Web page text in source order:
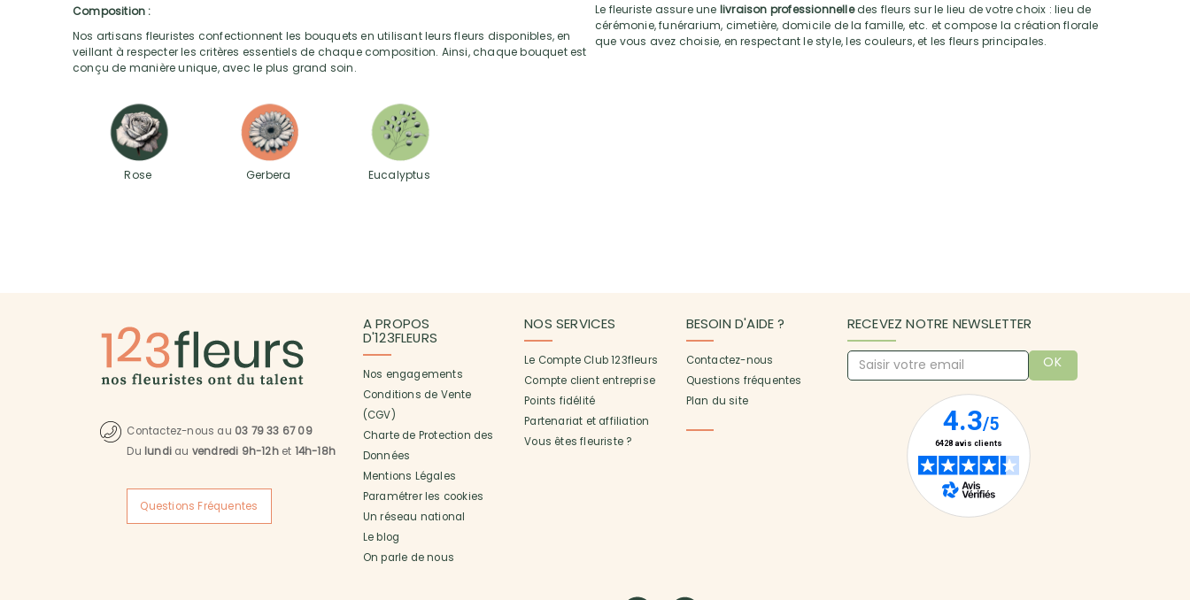
Composition :
Nos artisans fleuristes confectionnent les bouquets en utilisant leurs fleurs disponibles, en
veillant à respecter les critères essentiels de chaque composition. Ainsi, chaque bouquet est
conçu de manière unique, avec le plus grand soin.
Rose Gerbera Eucalyptus
Le fleuriste assure une livraison professionnelledes fleurs sur le lieu de votre choix : lieu de
cérémonie, funérarium, cimetière, domicile de la famille, etc. et compose la création florale
que vous avez choisie, en respectant le style, les couleurs, et les fleurs principales.
Contactez-nous au 03 79 33 67 09
Du lundi au vendredi 9h-12het 14h-18h
Questions Fréquentes
A PROPOS
D'123FLEURS
Nos engagements
Conditions de Vente
(CGV)
Charte de Protection des
Données
Mentions Légales
Paramétrer les cookies
Un réseau national
Le blog
On parle de nous
NOS SERVICES
Le Compte Club 123fleurs
Compte client entreprise
Points fidélité
Partenariat et affiliation
Vous êtes fleuriste ?
BESOIN D'AIDE ?
Contactez-nous
Questions fréquentes
Plan du site
RECEVEZ NOTRE NEWSLETTER
OK